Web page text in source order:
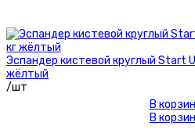
Эспандер кистевой круглый Start
жёлтый
/шт
В
В